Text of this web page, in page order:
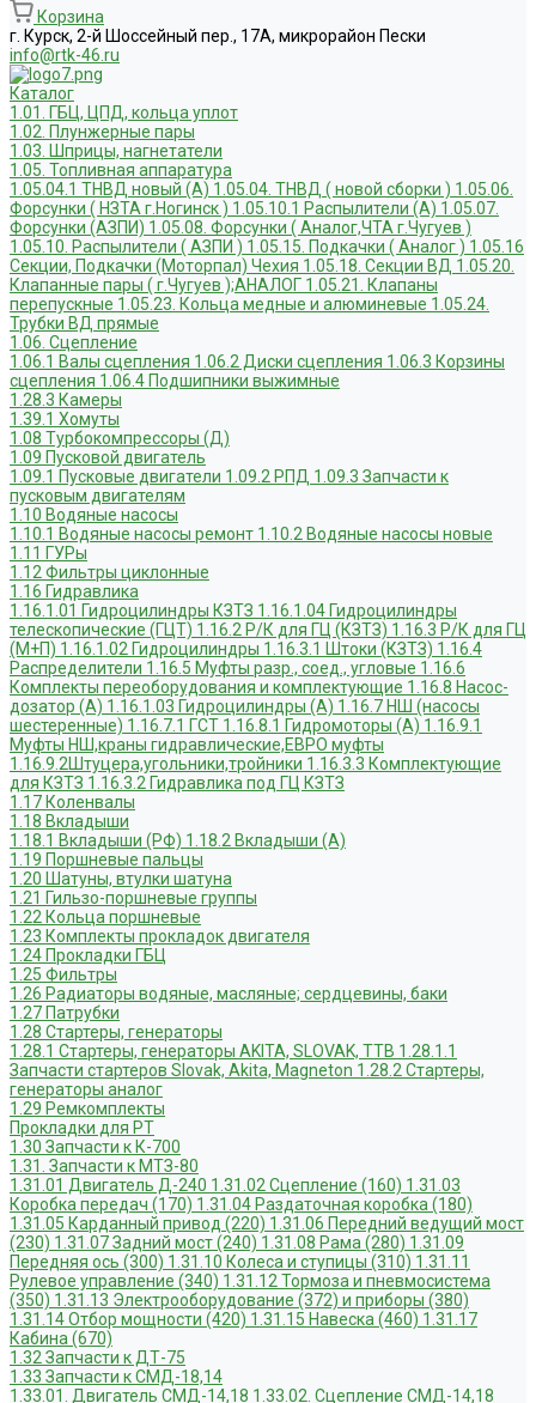
Корзина
г. Курск, 2-й Шоссейный пер., 17А, микрорайон Пески
info@rtk-46.ru
Каталог
1.01. ГБЦ, ЦПД, кольца уплот
1.02. Плунжерные пары
1.03. Шприцы, нагнетатели
1.05. Топливная аппаратура
1.05.04.1 ТНВД новый (А) 1.05.04. ТНВД ( новой сборки ) 1.05.06.
Форсунки ( НЗТА г.Ногинск ) 1.05.10.1 Распылители (А) 1.05.07.
Форсунки (АЗПИ) 1.05.08. Форсунки ( Аналог,ЧТА г.Чугуев )
1.05.10. Распылители ( АЗПИ ) 1.05.15. Подкачки ( Аналог ) 1.05.16
Секции, Подкачки (Моторпал) Чехия 1.05.18. Секции ВД 1.05.20.
Клапанные пары ( г.Чугуев );АНАЛОГ 1.05.21. Клапаны
перепускные 1.05.23. Кольца медные и алюминевые 1.05.24.
Трубки ВД прямые
1.06. Сцепление
1.06.1 Валы сцепления 1.06.2 Диски сцепления 1.06.3 Корзины
сцепления 1.06.4 Подшипники выжимные
1.28.3 Камеры
1.39.1 Хомуты
1.08 Турбокомпрессоры (Д)
1.09 Пусковой двигатель
1.09.1 Пусковые двигатели 1.09.2 РПД 1.09.3 Запчасти к
пусковым двигателям
1.10 Водяные насосы
1.10.1 Водяные насосы ремонт 1.10.2 Водяные насосы новые
1.11 ГУРы
1.12 Фильтры циклонные
1.16 Гидравлика
1.16.1.01 Гидроцилиндры КЗТЗ 1.16.1.04 Гидроцилиндры
телескопические (ГЦТ) 1.16.2 Р/К для ГЦ (КЗТЗ) 1.16.3 Р/К для ГЦ
(М+П) 1.16.1.02 Гидроцилиндры 1.16.3.1 Штоки (КЗТЗ) 1.16.4
Распределители 1.16.5 Муфты разр., соед., угловые 1.16.6
Комплекты переоборудования и комплектующие 1.16.8 Насос-
дозатор (А) 1.16.1.03 Гидроцилиндры (А) 1.16.7 НШ (насосы
шестеренные) 1.16.7.1 ГСТ 1.16.8.1 Гидромоторы (А) 1.16.9.1
Муфты НШ,краны гидравлические,ЕВРО муфты
1.16.9.2Штуцера,угольники,тройники 1.16.3.3 Комплектующие
для КЗТЗ 1.16.3.2 Гидравлика под ГЦ КЗТЗ
1.17 Коленвалы
1.18 Вкладыши
1.18.1 Вкладыши (РФ) 1.18.2 Вкладыши (А)
1.19 Поршневые пальцы
1.20 Шатуны, втулки шатуна
1.21 Гильзо-поршневые группы
1.22 Кольца поршневые
1.23 Комплекты прокладок двигателя
1.24 Прокладки ГБЦ
1.25 Фильтры
1.26 Радиаторы водяные, масляные; сердцевины, баки
1.27 Патрубки
1.28 Стартеры, генераторы
1.28.1 Стартеры, генераторы AKITA, SLOVAK, ТТВ 1.28.1.1
Запчасти стартеров Slovak, Akita, Magneton 1.28.2 Стартеры,
генераторы аналог
1.29 Ремкомплекты
Прокладки для РТ
1.30 Запчасти к К-700
1.31. Запчасти к МТЗ-80
1.31.01 Двигатель Д-240 1.31.02 Сцепление (160) 1.31.03
Коробка передач (170) 1.31.04 Раздаточная коробка (180)
1.31.05 Карданный привод (220) 1.31.06 Передний ведущий мост
(230) 1.31.07 Задний мост (240) 1.31.08 Рама (280) 1.31.09
Передняя ось (300) 1.31.10 Колеса и ступицы (310) 1.31.11
Рулевое управление (340) 1.31.12 Тормоза и пневмосистема
(350) 1.31.13 Электрооборудование (372) и приборы (380)
1.31.14 Отбор мощности (420) 1.31.15 Навеска (460) 1.31.17
Кабина (670)
1.32 Запчасти к ДТ-75
1.33 Запчасти к СМД-18,14
1.33.01. Двигатель СМД-14,18 1.33.02. Сцепление СМД-14,18